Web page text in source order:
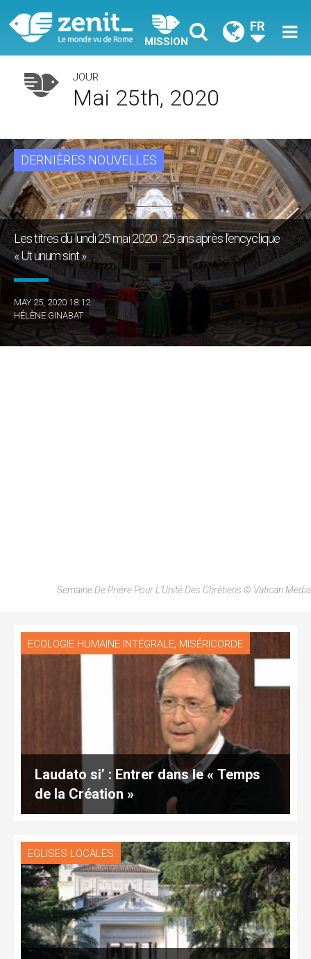
MISSION
FR
JOUR
Mai 25th, 2020
DERNIÈRES NOUVELLES
Les titres du lundi 25 mai 2020 : 25 ans après l’encyclique
« Ut unum sint »
MAY 25, 2020 18:12
HÉLÈNE GINABAT
Semaine De Prière Pour L'Unité Des Chrétiens © Vatican Media
ECOLOGIE HUMAINE INTÉGRALE, MISÉRICORDE
Laudato si’ : Entrer dans le « Temps
de la Création »
EGLISES LOCALES